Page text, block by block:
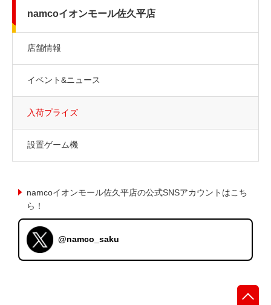
namcoイオンモール佐久平店
店舗情報
イベント&ニュース
入荷プライズ
設置ゲーム機
namcoイオンモール佐久平店の公式SNSアカウントはこち
ら！
@namco_saku